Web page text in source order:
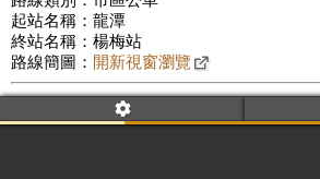
起站名稱：龍潭
終站名稱：楊梅站
路線簡圖： 開新視窗瀏覽
附屬名稱：5648
車頭描述：龍潭
楊梅(經縱貫路)
公車數量: 累計8899、上線7981